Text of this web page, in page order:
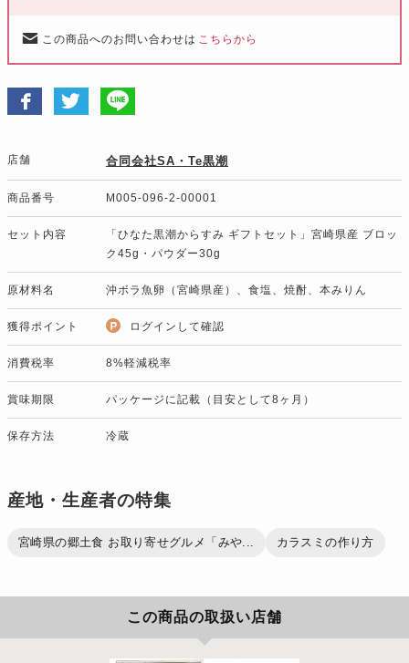
この商品へのお問い合わせは こちらから
店舗 合同会社SA・Te黒潮
商品番号 M005-096-2-00001
セット内容
「ひなた黒潮からすみ ギフトセット」宮崎県産 ブロッ
ク45g・パウダー30g
原材料名 沖ボラ魚卵（宮崎県産）、食塩、焼酎、本みりん
獲得ポイント ログインして確認
消費税率 8%軽減税率
賞味期限 パッケージに記載（目安として8ヶ月）
保存方法 冷蔵
産地・生産者の特集
宮崎県の郷土食 お取り寄せグルメ「みや... カラスミの作り方
この商品の取扱い店舗